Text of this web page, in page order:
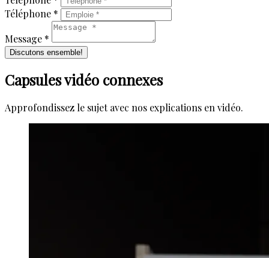
Téléphone *
Message *
Discutons ensemble!
Capsules vidéo connexes
Approfondissez le sujet avec nos explications en vidéo.